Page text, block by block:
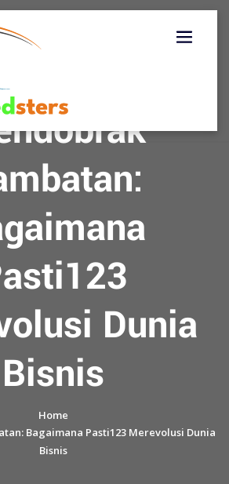
Dunia
Bisnis
Home
Bagaimana Pasti123 Merevolusi Dunia
Bisnis